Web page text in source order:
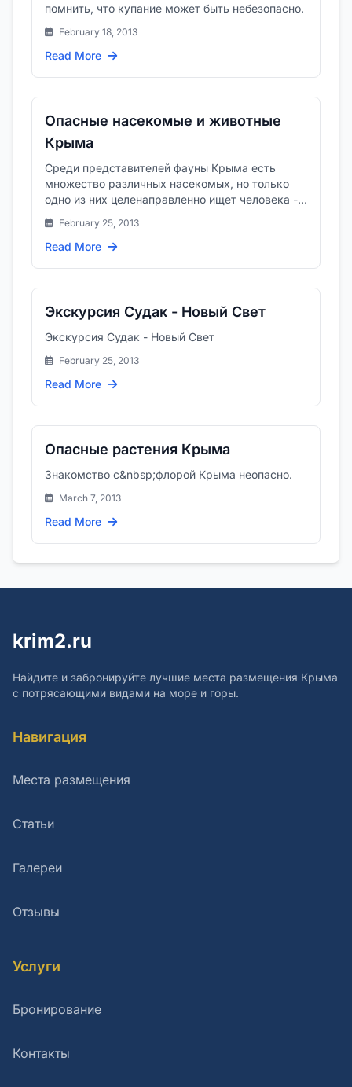
помнить, что купание может быть небезопасно.
February 18, 2013
Read More
Опасные насекомые и животные
Крыма
Среди представителей фауны Крыма есть
множество различных насекомых, но только
одно из них целенаправленно ищет человека -
это клещ.
February 25, 2013
Read More
Экскурсия Судак - Новый Свет
Экскурсия Судак - Новый Свет
February 25, 2013
Read More
Опасные растения Крыма
Знакомство с&nbsp;флорой Крыма неопасно.
March 7, 2013
Read More
krim2.ru
Найдите и забронируйте лучшие места размещения Крыма
с потрясающими видами на море и горы.
Навигация
Места размещения
Статьи
Галереи
Отзывы
Услуги
Бронирование
Контакты